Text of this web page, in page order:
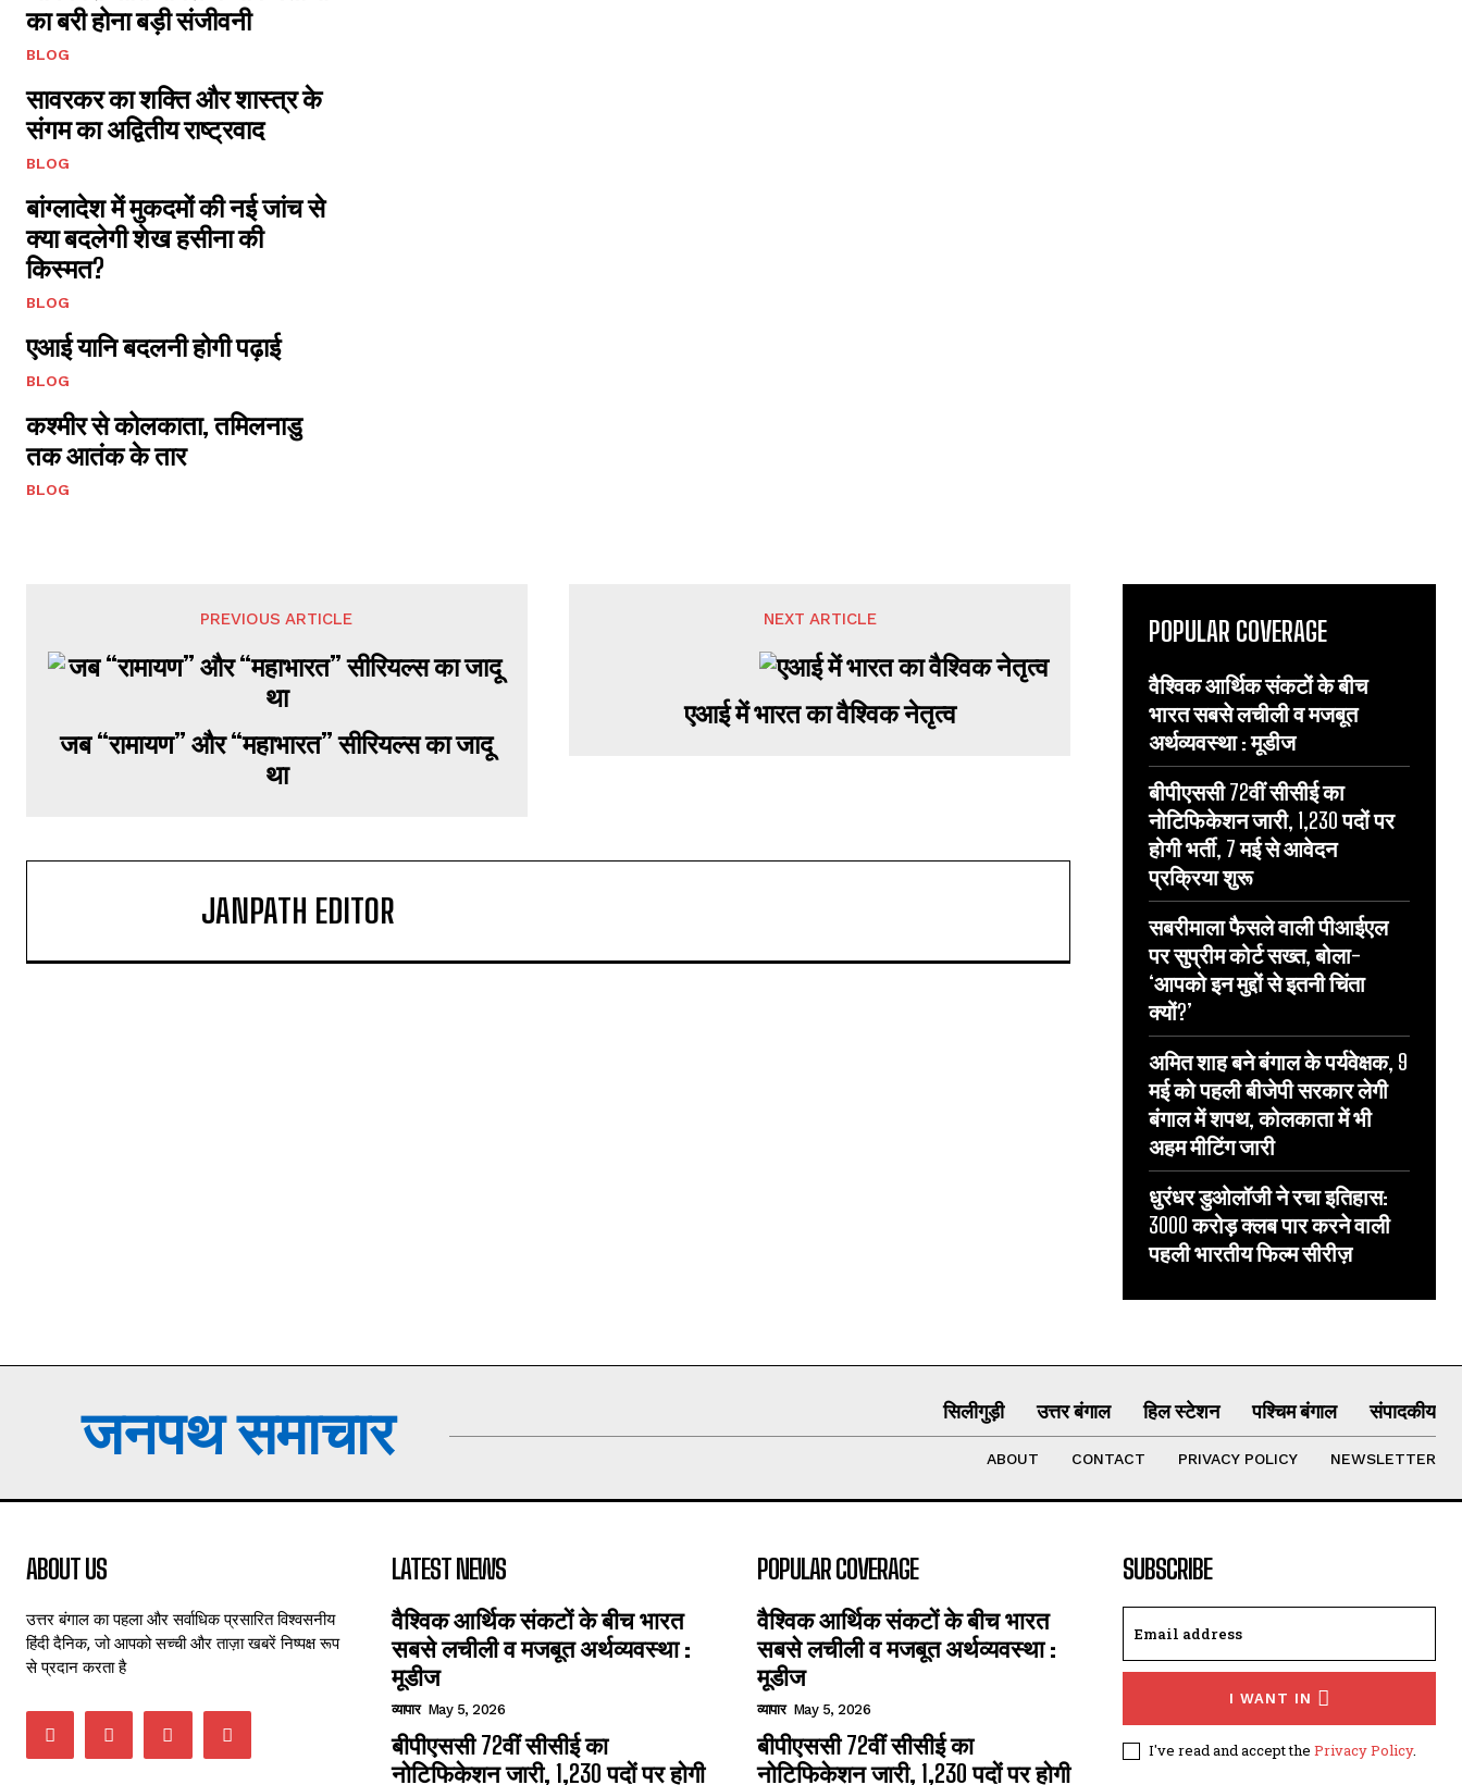
का बरी होना बड़ी संजीवनी
BLOG
सावरकर का शक्ति और शास्त्र के
संगम का अद्वितीय राष्ट्रवाद
BLOG
बांग्लादेश में मुकदमों की नई जांच से
क्या बदलेगी शेख हसीना की
किस्मत?
BLOG
एआई यानि बदलनी होगी पढ़ाई
BLOG
कश्मीर से कोलकाता, तमिलनाडु
तक आतंक के तार
BLOG
PREVIOUS ARTICLE
जब “रामायण” और “महाभारत” सीरियल्स का जादू
था
NEXT ARTICLE
एआई में भारत का वैश्विक नेतृत्व
JANPATH EDITOR
POPULAR COVERAGE
वैश्विक आर्थिक संकटों के बीच
भारत सबसे लचीली व मजबूत
अर्थव्यवस्था : मूडीज
बीपीएससी 72वीं सीसीई का
नोटिफिकेशन जारी, 1,230 पदों पर
होगी भर्ती, 7 मई से आवेदन
प्रक्रिया शुरू
सबरीमाला फैसले वाली पीआईएल
पर सुप्रीम कोर्ट सख्त, बोला-
‘आपको इन मुद्दों से इतनी चिंता
क्यों?’
अमित शाह बने बंगाल के पर्यवेक्षक, 9
मई को पहली बीजेपी सरकार लेगी
बंगाल में शपथ, कोलकाता में भी
अहम मीटिंग जारी
धुरंधर डुओलॉजी ने रचा इतिहास:
3000 करोड़ क्लब पार करने वाली
पहली भारतीय फिल्म सीरीज़
जनपथ समाचार सिलीगुड़ी उत्तर बंगाल हिल स्टेशन पश्चिम बंगाल संपादकीय
ABOUT CONTACT PRIVACY POLICY NEWSLETTER
ABOUT US
उत्तर बंगाल का पहला और सर्वाधिक प्रसारित विश्वसनीय
हिंदी दैनिक, जो आपको सच्ची और ताज़ा खबरें निष्पक्ष रूप
से प्रदान करता है
LATEST NEWS
वैश्विक आर्थिक संकटों के बीच भारत
सबसे लचीली व मजबूत अर्थव्यवस्था :
मूडीज
व्यापार May 5, 2026
बीपीएससी 72वीं सीसीई का
नोटिफिकेशन जारी, 1,230 पदों पर होगी
POPULAR COVERAGE
वैश्विक आर्थिक संकटों के बीच भारत
सबसे लचीली व मजबूत अर्थव्यवस्था :
मूडीज
व्यापार May 5, 2026
बीपीएससी 72वीं सीसीई का
नोटिफिकेशन जारी, 1,230 पदों पर होगी
SUBSCRIBE
I WANT IN
I've read and accept the Privacy Policy.